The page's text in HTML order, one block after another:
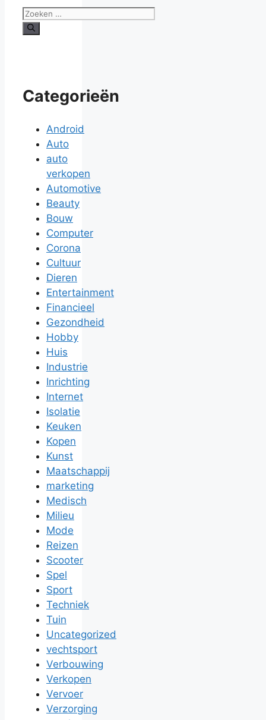
Zoek
naar:
Categorieën
Android
Auto
auto
verkopen
Automotive
Beauty
Bouw
Computer
Corona
Cultuur
Dieren
Entertainment
Financieel
Gezondheid
Hobby
Huis
Industrie
Inrichting
Internet
Isolatie
Keuken
Kopen
Kunst
Maatschappij
marketing
Medisch
Milieu
Mode
Reizen
Scooter
Spel
Sport
Techniek
Tuin
Uncategorized
vechtsport
Verbouwing
Verkopen
Vervoer
Verzorging